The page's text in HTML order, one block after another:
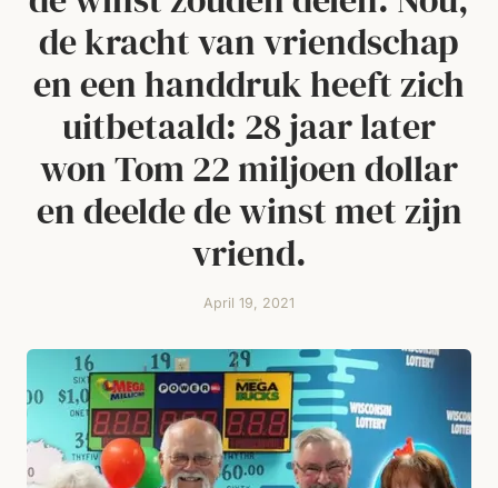
de kracht van vriendschap
en een handdruk heeft zich
uitbetaald: 28 jaar later
won Tom 22 miljoen dollar
en deelde de winst met zijn
vriend.
April 19, 2021